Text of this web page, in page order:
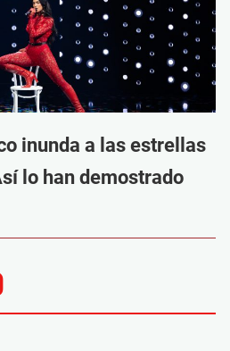
inunda a las estrellas
lo han demostrado